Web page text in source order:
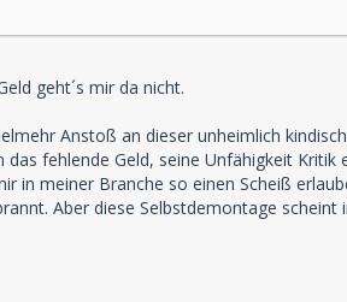
geht´s mir da nicht.
Anstoß an dieser unheimlich
das fehlende Geld, seine Unfähigkeit
in meiner Branche so einen Scheiß
Aber diese Selbstdemontage